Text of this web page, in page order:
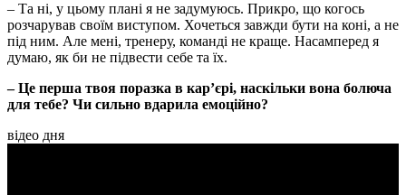
– Та ні, у цьому плані я не задумуюсь. Прикро, що когось
розчарував своїм виступом. Хочеться завжди бути на коні, а не
під ним. Але мені, тренеру, команді не краще. Насамперед я
думаю, як би не підвести себе та їх.
– Це перша твоя поразка в карʼєрі, наскільки вона болюча
для тебе? Чи сильно вдарила емоційно?
відео дня